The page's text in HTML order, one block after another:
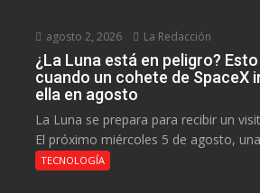
agosto 2, 2026 La Redacción
¿La Luna está en peligro?
cuando un cohete de SpaceX
ella en agosto
La Luna se prepara para recibir un
El próximo miércoles 5 de agosto,
TECNOLOGÍA